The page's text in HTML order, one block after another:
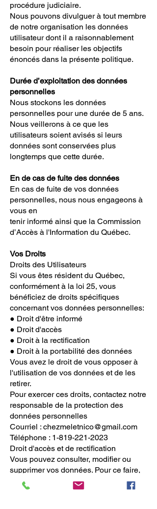
procédure judiciaire.
Nous pouvons divulguer à tout membre
de notre organisation les données
utilisateur dont il a raisonnablement
besoin pour réaliser les objectifs
énoncés dans la présente politique.
Durée d’exploitation des données
personnelles
Nous stockons les données
personnelles pour une durée de 5 ans.
Nous veillerons à ce que les
utilisateurs soient avisés si leurs
données sont conservées plus
longtemps que cette durée.
En de cas de fuite des données
En cas de fuite de vos données
personnelles, nous nous engageons à
vous en
tenir informé ainsi que la Commission
d’Accès à l'Information du Québec.
Vos Droits
Droits des Utilisateurs
Si vous êtes résident du Québec,
conformément à la loi 25, vous
bénéficiez de droits spécifiques
concernant vos données personnelles:
● Droit d'être informé
● Droit d'accès
● Droit à la rectification
● Droit à la portabilité des données
Vous avez le droit de vous opposer à
l'utilisation de vos données et de les
retirer.
Pour exercer ces droits, contactez notre
responsable de la protection des
données personnelles
Courriel : chezmeletnico@gmail.com
Téléphone : 1-819-221-2023
Droit d'accès et de rectification
Vous pouvez consulter, modifier ou
supprimer vos données. Pour ce faire,
utilisez les mêmes coordonnées
mentionnées ci-dessus.